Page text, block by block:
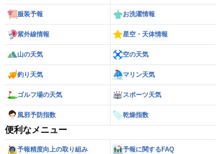
服装予報 お洗濯情報
紫外線情報 星空・天体情報
山の天気 空の天気
釣り天気 マリン天気
ゴルフ場の天気 スポーツ天気
風邪予防指数 乾燥指数
便利なメニュー
予報精度向上の取り組み 予報に関するFAQ